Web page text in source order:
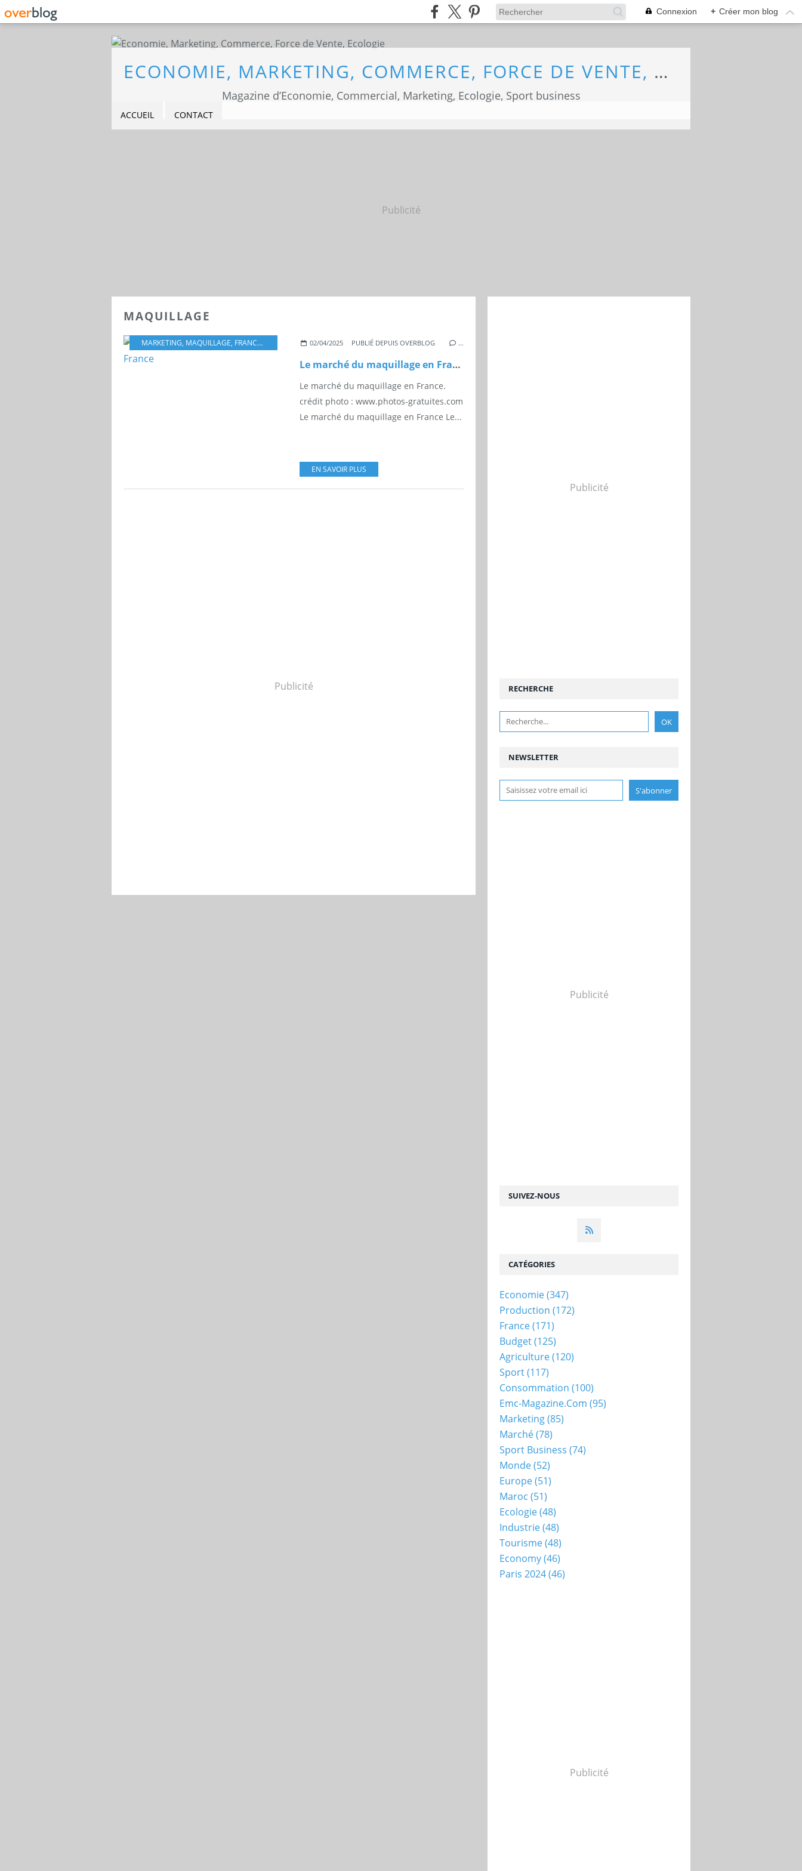
Connexion + Créer mon blog
ECONOMIE, MARKETING, COMMERCE, FORCE DE VENTE, ECOLOGIE
Magazine d’Economie, Commercial, Marketing, Ecologie, Sport business
ACCUEIL CONTACT
Publicité
MAQUILLAGE
MARKETING, MAQUILLAGE, FRANCE , L'ORÉAL,DIOR CHANEL
02/04/2025 PUBLIÉ DEPUIS OVERBLOG …
Le marché du maquillage en France
Le marché du maquillage en France.
crédit photo : www.photos-gratuites.com
Le marché du maquillage en France Le...
EN SAVOIR PLUS
Publicité
Publicité
NEWSLETTER
SUIVEZ-NOUS
RECHERCHE
Publicité
CATÉGORIES
Economie(347)
Production (172)
France(171)
Budget(125)
Agriculture(120)
Sport(117)
Consommation (100)
Emc-Magazine.com (95)
Marketing(85)
Marché(78)
Sport Business (74)
Monde(52)
Europe(51)
Maroc (51)
Ecologie(48)
Industrie(48)
Tourisme(48)
Economy(46)
Paris 2024(46)
Publicité